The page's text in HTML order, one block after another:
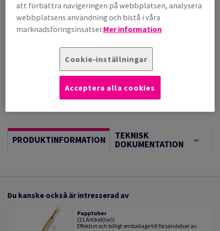
BESTÄLLNINGSVARA, INGEN RETURRÄTT, FÖRVÄNTAT
LEV.DATUM 02/09/2026
Vägledning om enheter
PRODUKTINFORMATION TEKNISK
DOKUMENTATION
Du kanske också är intresserad av
Papptuber
(21 Artikel(lar))
Effektivt och billigt emballage till försändelser av
att förbättra navigeringen på webbplatsen, analysera
webbplatsens användning och bistå i våra
marknadsföringsinsatser.Mer information
Cookie-inställningar
Acceptera alla cookies